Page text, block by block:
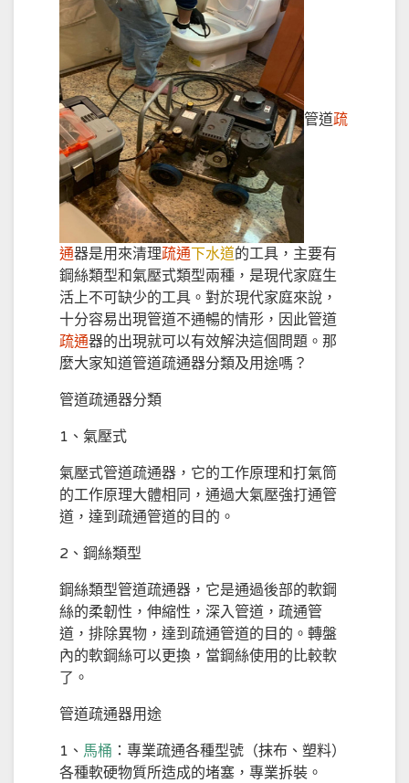
管道疏
通器是用來清理疏通下水道的工具，主要有
鋼絲類型和氣壓式類型兩種，是現代家庭生
活上不可缺少的工具。對於現代家庭來說，
十分容易出現管道不通暢的情形，因此管道
疏通器的出現就可以有效解決這個問題。那
麼大家知道管道疏通器分類及用途嗎？
管道疏通器分類
1、氣壓式
氣壓式管道疏通器，它的工作原理和打氣筒
的工作原理大體相同，通過大氣壓強打通管
道，達到疏通管道的目的。
2、鋼絲類型
鋼絲類型管道疏通器，它是通過後部的軟鋼
絲的柔韌性，伸縮性，深入管道，疏通管
道，排除異物，達到疏通管道的目的。轉盤
內的軟鋼絲可以更換，當鋼絲使用的比較軟
了。
管道疏通器用途
1、 馬桶 ：專業疏通各種型號（抹布、塑料）
各種軟硬物質所造成的堵塞，專業拆裝。